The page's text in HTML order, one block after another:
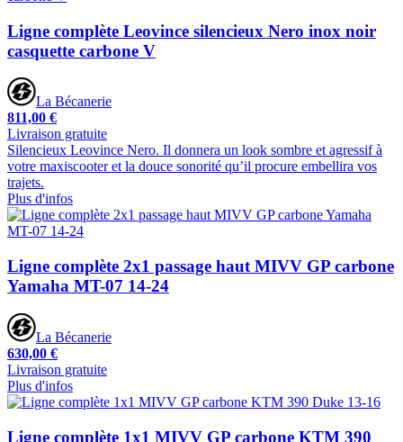
Ligne complète Leovince silencieux Nero inox noir
casquette carbone V
La Bécanerie
811,00 €
Livraison gratuite
Silencieux Leovince Nero. Il donnera un look sombre et agressif à
votre maxiscooter et la douce sonorité qu’il procure embellira vos
trajets.
Plus d'infos
Ligne complète 2x1 passage haut MIVV GP carbone
Yamaha MT-07 14-24
La Bécanerie
630,00 €
Livraison gratuite
Plus d'infos
Ligne complète 1x1 MIVV GP carbone KTM 390